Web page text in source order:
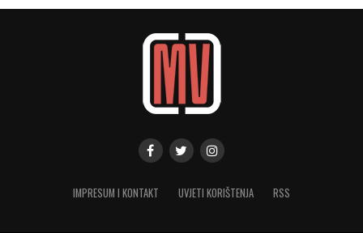
IMPRESUM I KONTAKT UVJETI KORIŠTENJA RSS